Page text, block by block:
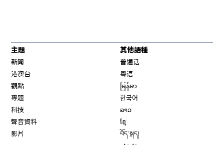
主題
新聞
港澳台
觀點
專題
科技
聲音資料
影片
其他語種
普通话
粤语
မြန်မာ
한국어
ລາວ
ខ្មែ
བོད་སྐད།